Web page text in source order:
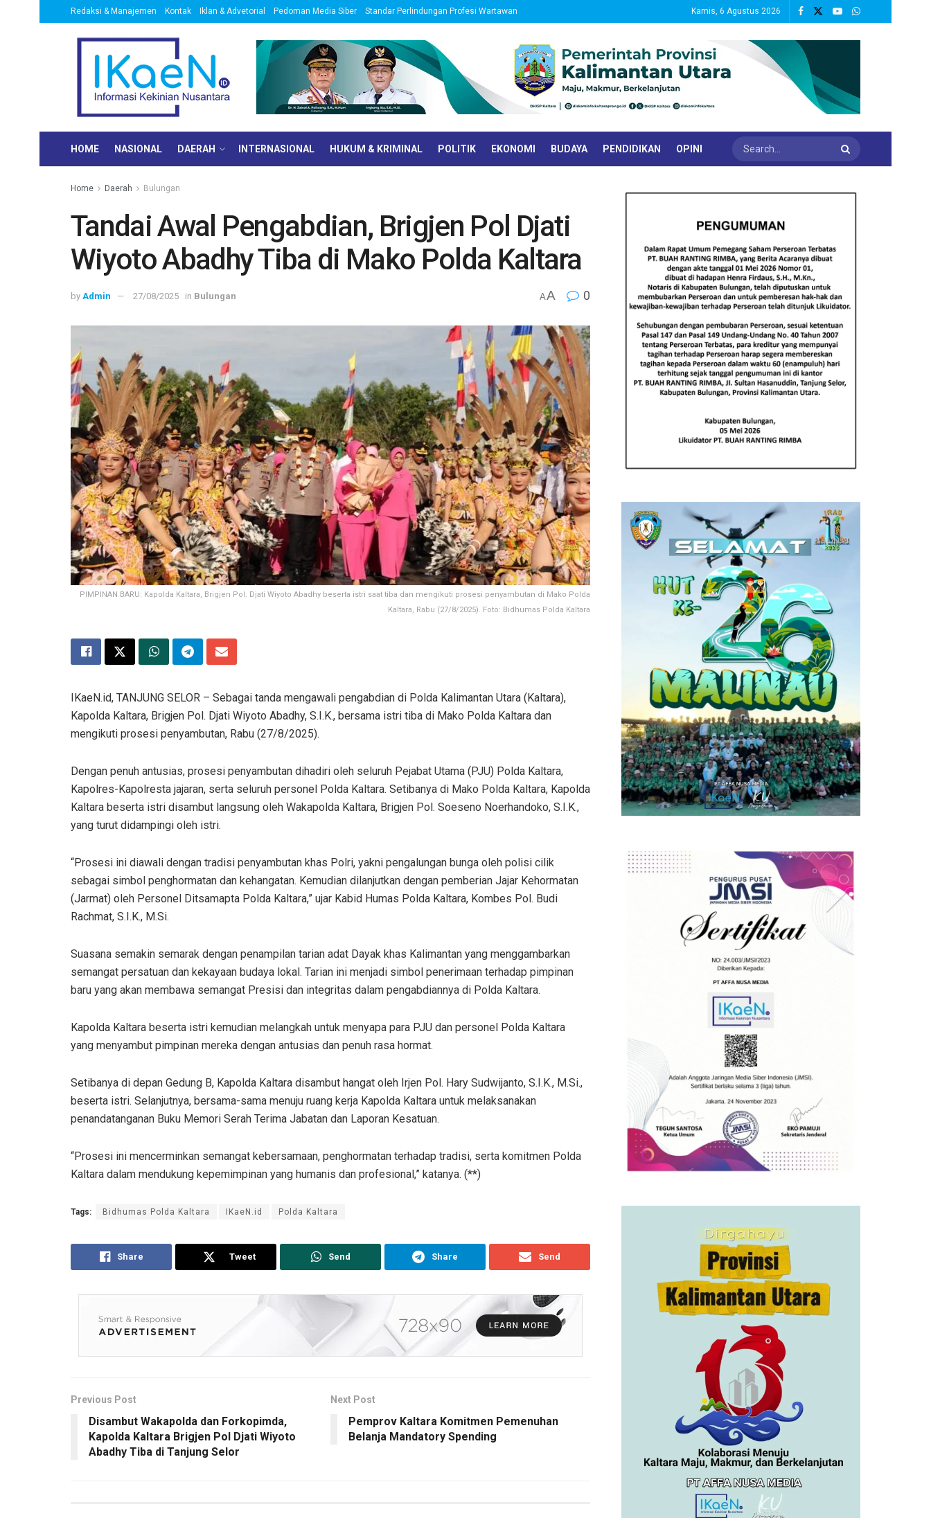
Redaksi & Manajemen Kontak Iklan & Advetorial Pedoman Media Siber Standar Perlindungan Profesi Wartawan Kamis, 6 Agustus 2026
HOME NASIONAL DAERAH INTERNASIONAL HUKUM & KRIMINAL POLITIK EKONOMI BUDAYA PENDIDIKAN OPINI
Home Daerah Bulungan
Tandai Awal Pengabdian, Brigjen Pol Djati
Wiyoto Abadhy Tiba di Mako Polda Kaltara
by Admin 27/08/2025 in Bulungan AA 0
PIMPINAN BARU: Kapolda Kaltara, Brigjen Pol. Djati Wiyoto Abadhy beserta istri saat tiba dan mengikuti prosesi penyambutan di Mako Polda
Kaltara, Rabu (27/8/2025). Foto: Bidhumas Polda Kaltara
IKaeN.id, TANJUNG SELOR – Sebagai tanda mengawali pengabdian di Polda Kalimantan Utara (Kaltara),
Kapolda Kaltara, Brigjen Pol. Djati Wiyoto Abadhy, S.I.K., bersama istri tiba di Mako Polda Kaltara dan
mengikuti prosesi penyambutan, Rabu (27/8/2025).
Dengan penuh antusias, prosesi penyambutan dihadiri oleh seluruh Pejabat Utama (PJU) Polda Kaltara,
Kapolres-Kapolresta jajaran, serta seluruh personel Polda Kaltara. Setibanya di Mako Polda Kaltara, Kapolda
Kaltara beserta istri disambut langsung oleh Wakapolda Kaltara, Brigjen Pol. Soeseno Noerhandoko, S.I.K.,
yang turut didampingi oleh istri.
“Prosesi ini diawali dengan tradisi penyambutan khas Polri, yakni pengalungan bunga oleh polisi cilik
sebagai simbol penghormatan dan kehangatan. Kemudian dilanjutkan dengan pemberian Jajar Kehormatan
(Jarmat) oleh Personel Ditsamapta Polda Kaltara,” ujar Kabid Humas Polda Kaltara, Kombes Pol. Budi
Rachmat, S.I.K., M.Si.
Suasana semakin semarak dengan penampilan tarian adat Dayak khas Kalimantan yang menggambarkan
semangat persatuan dan kekayaan budaya lokal. Tarian ini menjadi simbol penerimaan terhadap pimpinan
baru yang akan membawa semangat Presisi dan integritas dalam pengabdiannya di Polda Kaltara.
Kapolda Kaltara beserta istri kemudian melangkah untuk menyapa para PJU dan personel Polda Kaltara
yang menyambut pimpinan mereka dengan antusias dan penuh rasa hormat.
Setibanya di depan Gedung B, Kapolda Kaltara disambut hangat oleh Irjen Pol. Hary Sudwijanto, S.I.K., M.Si.,
beserta istri. Selanjutnya, bersama-sama menuju ruang kerja Kapolda Kaltara untuk melaksanakan
penandatanganan Buku Memori Serah Terima Jabatan dan Laporan Kesatuan.
“Prosesi ini mencerminkan semangat kebersamaan, penghormatan terhadap tradisi, serta komitmen Polda
Kaltara dalam mendukung kepemimpinan yang humanis dan profesional,” katanya. (**)
Tags: Bidhumas Polda Kaltara IKaeN.id Polda Kaltara
Share Tweet Send Share Send
Previous Post
Disambut Wakapolda dan Forkopimda,
Kapolda Kaltara Brigjen Pol Djati Wiyoto
Abadhy Tiba di Tanjung Selor
Next Post
Pemprov Kaltara Komitmen Pemenuhan
Belanja Mandatory Spending